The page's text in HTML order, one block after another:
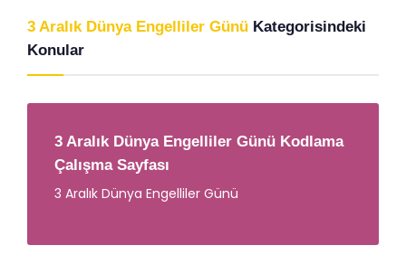
3 Aralık Dünya Engelliler Günü Kategorisindeki
Konular
3 Aralık Dünya Engelliler Günü Kodlama
Çalışma Sayfası
3 Aralık Dünya Engelliler Günü